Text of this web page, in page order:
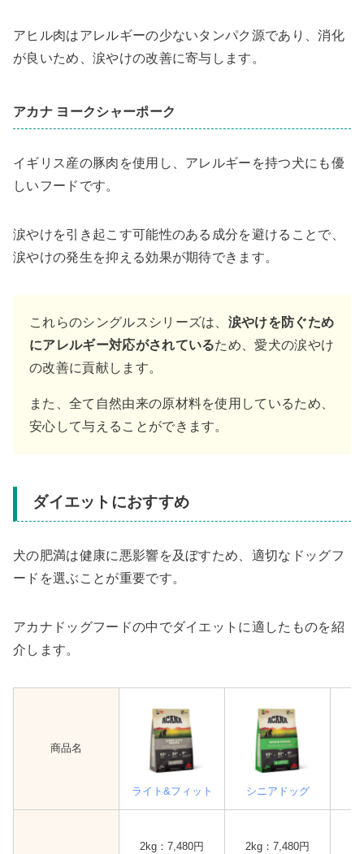
アヒル肉はアレルギーの少ないタンパク源であり、消化
が良いため、涙やけの改善に寄与します。
アカナ ヨークシャーポーク
イギリス産の豚肉を使用し、アレルギーを持つ犬にも優
しいフードです。
涙やけを引き起こす可能性のある成分を避けることで、
涙やけの発生を抑える効果が期待できます。
これらのシングルスシリーズは、 涙やけを防ぐため
にアレルギー対応がされているため、愛犬の涙やけ
の改善に貢献します。
また、全て自然由来の原材料を使用しているため、
安心して与えることができます。
ダイエットにおすすめ
犬の肥満は健康に悪影響を及ぼすため、適切なドッグフ
ードを選ぶことが重要です。
アカナドッグフードの中でダイエットに適したものを紹
介します。
商品名
ライト&フィット シニアドッグ
2kg：7,480円 2kg：7,480円